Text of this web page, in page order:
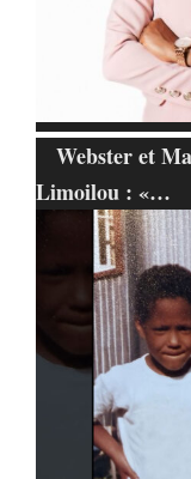
Webster et
Limoilou : «…